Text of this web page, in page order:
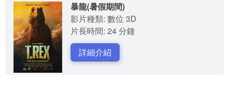
暴龍(暑假期間)
影片種類: 數位 3D
片長時間: 24 分鐘
詳細介紹